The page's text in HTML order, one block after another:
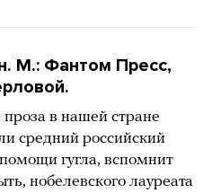
М.: Фантом Пресс,
в нашей стране
средний российский
гугла, вспомнит
нобелевского лауреата